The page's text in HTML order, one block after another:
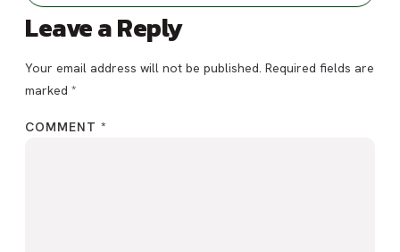
Leave a Reply
Your email address will not be published. Required fields are
marked *
COMMENT *